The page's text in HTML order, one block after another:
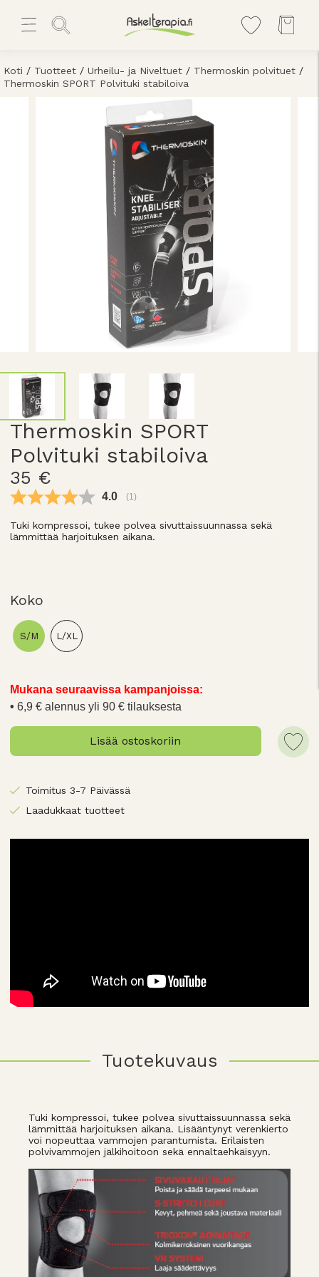
Koti / Tuotteet / Urheilu- ja Niveltuet / Thermoskin polvituet /
Thermoskin SPORT Polvituki stabiloiva
Thermoskin SPORT
Polvituki stabiloiva
35 €
Keskimääräinen luokitus:
4.0 (äänet:
1)
Tuki kompressoi, tukee polvea sivuttaissuunnassa sekä
lämmittää harjoituksen aikana.
Koko
S/M L/XL
Mukana seuraavissa kampanjoissa:
6,9 € alennus yli 90 € tilauksesta
Lisää ostoskoriin
Toimitus 3-7 Päivässä
Laadukkaat tuotteet
Tuotekuvaus
Tuki kompressoi, tukee polvea sivuttaissuunnassa sekä
lämmittää harjoituksen aikana. Lisääntynyt verenkierto
voi nopeuttaa vammojen parantumista. Erilaisten
polvivammojen jälkihoitoon sekä ennaltaehkäisyyn.